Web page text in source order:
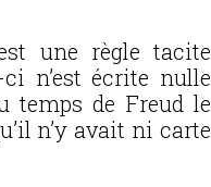
une règle tacite
n’est écrite nulle
temps de Freud le
n’y avait ni carte